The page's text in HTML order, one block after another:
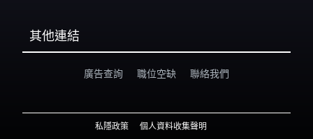
其他連結
廣告查詢 職位空缺 聯絡我們
私隱政策 個人資料收集聲明